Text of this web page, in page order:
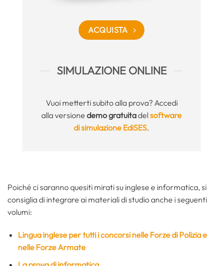
ACQUISTA
SIMULAZIONE ONLINE
Vuoi metterti subito alla prova? Accedi
alla versione demo gratuitadelsoftware
di simulazione EdiSES.
Poiché ci saranno quesiti mirati su inglese e informatica, si
consiglia di integrare ai materiali di studio anche i seguenti
volumi:
Lingua inglese per tutti i concorsi nelle Forze di Polizia e
nelle Forze Armate